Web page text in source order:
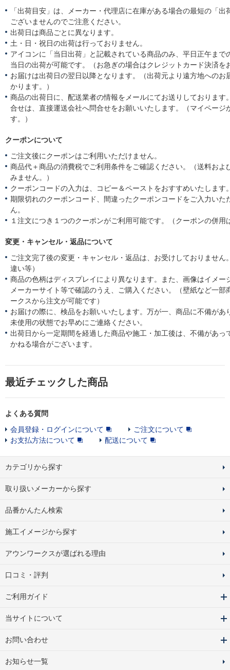
「出荷目安」は、メーカー・代理店に在庫がある場合の最短の「
ございませんのでご注意ください。
出荷日は商品ごとに異なります。
土・日・祝日の出荷は行っておりません。
アイコンに「当日出荷」と記載されている商品のみ、平日正午まで
当日の出荷が可能です。（お急ぎの場合はクレジットカード決済を
お届けは出荷日の翌日以降となります。（出荷元より遠方地へのお
かります。）
商品の出荷日に、配送業者の情報をメールにてお送りしております
合せは、直接運送会社へ問合せをお願いいたします。（マイページ
す。）
クーポンについて
ご注文後にクーポンはご利用いただけません。
商品代＋商品の消費税でご利用条件をご確認ください。（送料およ
みません。）
クーポンコードの入力は、コピー＆ペーストをおすすめいたします
期限切れのクーポンコード、間違ったクーポンコードをご入力いた
ん。
１注文につき１つのクーポンがご利用可能です。（クーポンの併用
変更・キャンセル・返品について
ご注文完了後の変更・キャンセル・返品は、お受けしておりません
違い等）
商品の色柄はディスプレイにより異なります。また、画像はイメー
メーカーサイト等で確認のうえ、ご購入ください。（壁紙など一部
ークスから注文が可能です）
お届けの際に、検品をお願いいたします。万が一、商品に不備があ
未使用の状態でお早めにご連絡ください。
出荷日から一定期間を経過した商品や施工・加工後は、不備があっ
かねる場合がございます。
最近チェックした商品
よくある質問
会員登録・ログインについて
ご注文について
お支払方法について
配送について
カテゴリから探す
取り扱いメーカーから探す
品番かんたん検索
施工イメージから探す
アウンワークスが選ばれる理由
口コミ・評判
ご利用ガイド
当サイトについて
お問い合わせ
お知らせ一覧